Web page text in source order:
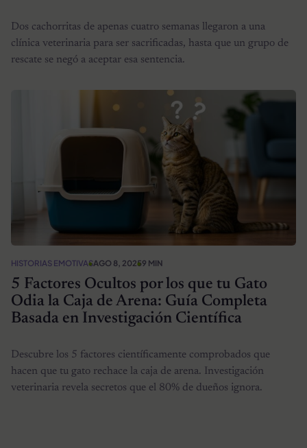
Dos cachorritas de apenas cuatro semanas llegaron a una
clínica veterinaria para ser sacrificadas, hasta que un grupo de
rescate se negó a aceptar esa sentencia.
HISTORIAS EMOTIVASAGO 8, 20259 MIN
5 Factores Ocultos por los que tu Gato
Odia la Caja de Arena: Guía Completa
Basada en Investigación Científica
Descubre los 5 factores científicamente comprobados que
hacen que tu gato rechace la caja de arena. Investigación
veterinaria revela secretos que el 80% de dueños ignora.